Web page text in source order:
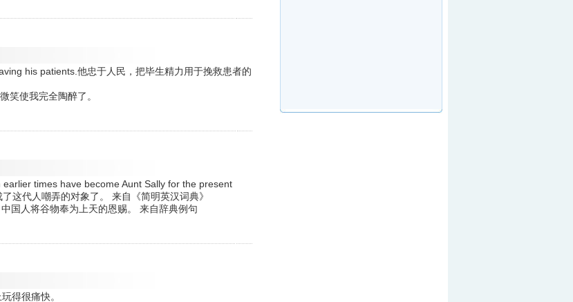
his patients.他忠于人民，把毕生精力用于挽救患者的
笑使我完全陶醉了。
times have become Aunt Sally for the present
这代人嘲弄的对象了。 来自《简明英汉词典》
国人将谷物奉为上天的恩赐。 来自辞典例句
得很痛快。